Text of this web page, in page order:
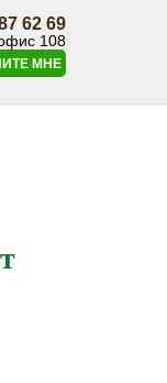
62 69
108
МНЕ